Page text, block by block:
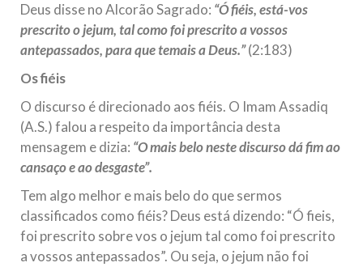
Relações Exteriores da República Islâmica do Irã, Sr. Kamal
Kharrazi, que encontra-se visitando
Deus disse no Alcorão Sagrado: “Ó fiéis, está-vos
prescrito o jejum, tal como foi prescrito a vossos
antepassados, para que temais a Deus.”(2:183)
Os fiéis
O discurso é direcionado aos fiéis. O Imam Assadiq
(A.S.) falou a respeito da importância desta
mensagem e dizia: “O mais belo neste discurso dá fim ao
cansaço e ao desgaste”.
Tem algo melhor e mais belo do que sermos
classificados como fiéis? Deus está dizendo: “Ó fieis,
foi prescrito sobre vos o jejum tal como foi prescrito
a vossos antepassados”. Ou seja, o jejum não foi